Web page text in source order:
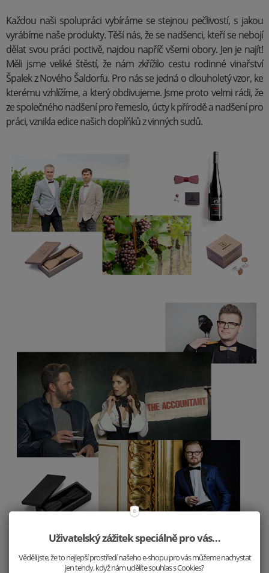
Každou naši spolupráci vybíráme se stejnou pečlivostí, s jakou
vyrábíme naše produkty. Těší nás, že se nadšenci, kteří se nebojí
dělat svou práci poctivě, najdou napříč všemi obory. Jen je najít!
Měli jsme veliké štěstí, že nám zkřížilo cestu rodinné vinařství
Špalek z Nového Šaldorfu. Pro nás se jedná o dlouholetý vzor, ke
kterému vzhlížíme, a který obdivujeme. Jsme proto velmi rádi, že
ze společného nadšení pro řemeslo, úcty k přírodě a nadšení pro
práci, vznikla edice našich doplňků z vinných sudů.
Uživatelský zážitek speciálně pro vás…
Věděli jste, že to nejlepší prostředí našeho e-shopu pro vás můžeme nachystat
jen tehdy, když nám udělíte souhlas s Cookies?